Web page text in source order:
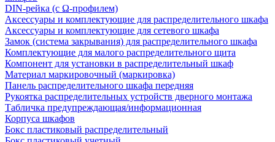
DIN-рейка (с Ω-профилем)
Аксессуары и комплектующие для распределительного шкафа
Аксессуары и комплектующие для сетевого шкафа
Замок (система закрывания) для распределительного шкафа
Комплектующие для малого распределительного щита
Компонент для установки в распределительный шкаф
Материал маркировочный (маркировка)
Панель распределительного шкафа передняя
Рукоятка распределительных устройств дверного монтажа
Табличка предупреждающая/информационная
Корпуса шкафов
Бокс пластиковый распределительный